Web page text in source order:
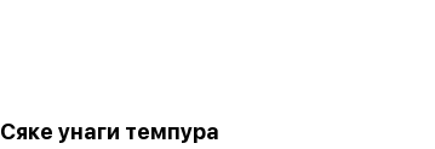
Сяке унаги темпура